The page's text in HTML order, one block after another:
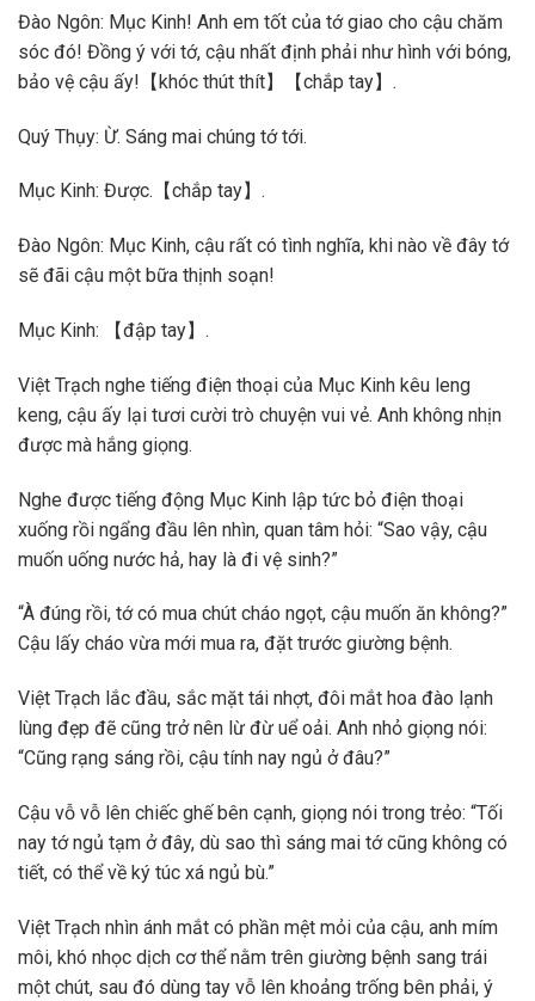
Đào Ngôn: Mục Kinh! Anh em tốt của tớ giao cho cậu chăm
sóc đó! Đồng ý với tớ, cậu nhất định phải như hình với bóng,
bảo vệ cậu ấy!【khóc thút thít】【chắp tay】.
Quý Thụy: Ừ. Sáng mai chúng tớ tới.
Mục Kinh: Được.【chắp tay】.
Đào Ngôn: Mục Kinh, cậu rất có tình nghĩa, khi nào về đây tớ
sẽ đãi cậu một bữa thịnh soạn!
Mục Kinh: 【đập tay】.
Việt Trạch nghe tiếng điện thoại của Mục Kinh kêu leng
keng, cậu ấy lại tươi cười trò chuyện vui vẻ. Anh không nhịn
được mà hắng giọng.
Nghe được tiếng động Mục Kinh lập tức bỏ điện thoại
xuống rồi ngẩng đầu lên nhìn, quan tâm hỏi: “Sao vậy, cậu
muốn uống nước hả, hay là đi vệ sinh?”
“À đúng rồi, tớ có mua chút cháo ngọt, cậu muốn ăn không?”
Cậu lấy cháo vừa mới mua ra, đặt trước giường bệnh.
Việt Trạch lắc đầu, sắc mặt tái nhợt, đôi mắt hoa đào lạnh
lùng đẹp đẽ cũng trở nên lừ đừ uể oải. Anh nhỏ giọng nói:
“Cũng rạng sáng rồi, cậu tính nay ngủ ở đâu?”
Cậu vỗ vỗ lên chiếc ghế bên cạnh, giọng nói trong trẻo: “Tối
nay tớ ngủ tạm ở đây, dù sao thì sáng mai tớ cũng không có
tiết, có thể về ký túc xá ngủ bù.”
Việt Trạch nhìn ánh mắt có phần mệt mỏi của cậu, anh mím
môi, khó nhọc dịch cơ thể nằm trên giường bệnh sang trái
một chút, sau đó dùng tay vỗ lên khoảng trống bên phải, ý